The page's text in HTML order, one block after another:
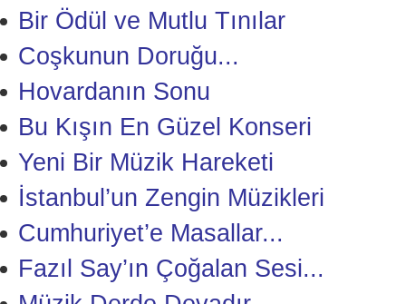
Bir Ödül ve Mutlu Tınılar
Coşkunun Doruğu...
Hovardanın Sonu
Bu Kışın En Güzel Konseri
Yeni Bir Müzik Hareketi
İstanbul’un Zengin Müzikleri
Cumhuriyet’e Masallar...
Fazıl Say’ın Çoğalan Sesi...